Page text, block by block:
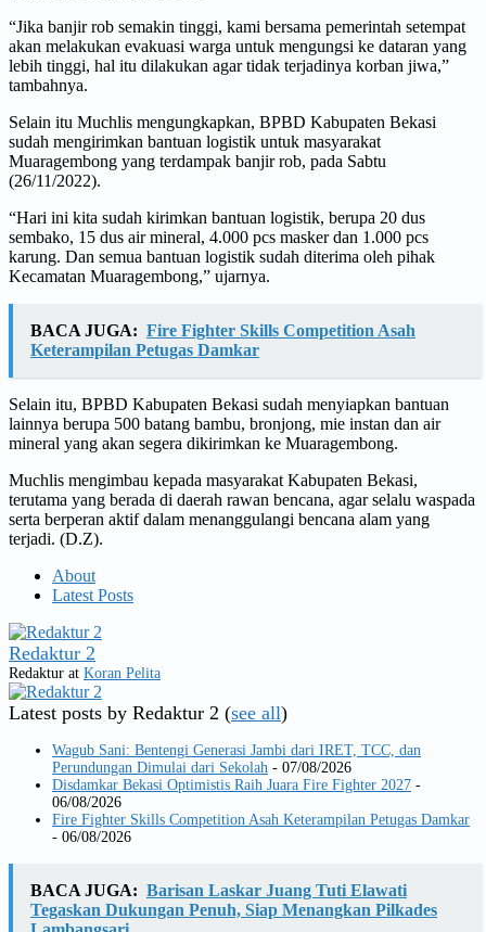
“Jika banjir rob semakin tinggi, kami bersama pemerintah setempat
akan melakukan evakuasi warga untuk mengungsi ke dataran yang
lebih tinggi, hal itu dilakukan agar tidak terjadinya korban jiwa,”
tambahnya.
Selain itu Muchlis mengungkapkan, BPBD Kabupaten Bekasi
sudah mengirimkan bantuan logistik untuk masyarakat
Muaragembong yang terdampak banjir rob, pada Sabtu
(26/11/2022).
“Hari ini kita sudah kirimkan bantuan logistik, berupa 20 dus
sembako, 15 dus air mineral, 4.000 pcs masker dan 1.000 pcs
karung. Dan semua bantuan logistik sudah diterima oleh pihak
Kecamatan Muaragembong,” ujarnya.
BACA JUGA: Fire Fighter Skills Competition Asah
Keterampilan Petugas Damkar
Selain itu, BPBD Kabupaten Bekasi sudah menyiapkan bantuan
lainnya berupa 500 batang bambu, bronjong, mie instan dan air
mineral yang akan segera dikirimkan ke Muaragembong.
Muchlis mengimbau kepada masyarakat Kabupaten Bekasi,
terutama yang berada di daerah rawan bencana, agar selalu waspada
serta berperan aktif dalam menanggulangi bencana alam yang
terjadi. (D.Z).
About
Latest Posts
Redaktur 2
Redaktur at Koran Pelita
Latest posts by Redaktur 2 (see all)
Wagub Sani: Bentengi Generasi Jambi dari IRET, TCC, dan
Perundungan Dimulai dari Sekolah - 07/08/2026
Disdamkar Bekasi Optimistis Raih Juara Fire Fighter 2027 -
06/08/2026
Fire Fighter Skills Competition Asah Keterampilan Petugas Damkar
- 06/08/2026
BACA JUGA: Barisan Laskar Juang Tuti Elawati
Tegaskan Dukungan Penuh, Siap Menangkan Pilkades